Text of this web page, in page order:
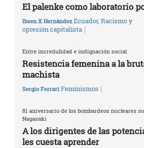
El palenke como laboratorio
Ibsen X Hernández Ecuador, Racismo y
opresión capitalista |
Entre incredulidad e indignación social
Resistencia femenina a la
machista
Sergio Ferrari Feminismos |
81 aniversario de los bombardeos nucleares
Nagasaki
A los dirigentes de las
les cuesta aprender